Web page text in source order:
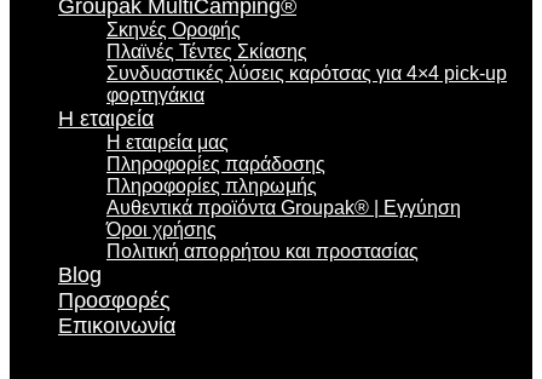
Groupak MultiCamping®
Σκηνές Οροφής
Πλαϊνές Τέντες Σκίασης
Συνδυαστικές λύσεις καρότσας για 4×4 pick-up
φορτηγάκια
Η εταιρεία
Η εταιρεία μας
Πληροφορίες παράδοσης
Πληροφορίες πληρωμής
Αυθεντικά προϊόντα Groupak® | Εγγύηση
Όροι χρήσης
Πολιτική απορρήτου και προστασίας
Blog
Προσφορές
Επικοινωνία